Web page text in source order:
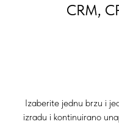
CRM,
Izaberite jednu brzu i
izradu i kontinuirano